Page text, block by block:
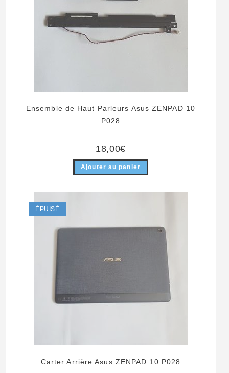
Ensemble de Haut Parleurs Asus ZENPAD 10
P028
18,00€
Ajouter au panier
ÉPUISÉ
Carter Arrière Asus ZENPAD 10 P028